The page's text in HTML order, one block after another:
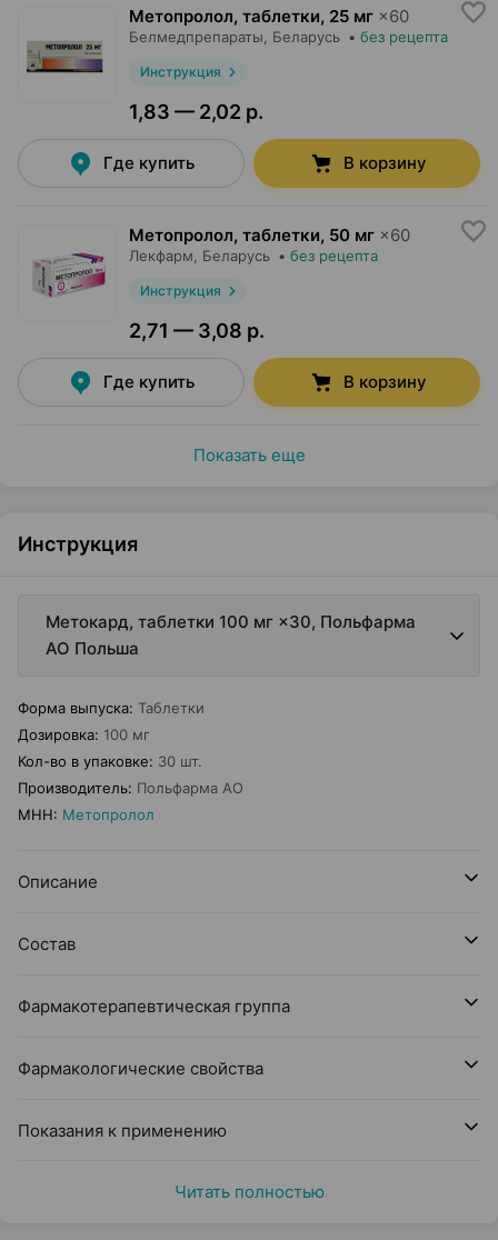
Метопролол, таблетки, 25 мг ×60
Белмедпрепараты , Беларусь • без рецепта
Инструкция
1,83 — 2,02 р.
Где купить В корзину
Метопролол, таблетки, 50 мг ×60
Лекфарм , Беларусь • без рецепта
Инструкция
2,71 — 3,08 р.
Где купить В корзину
Показать еще
Инструкция
Метокард, таблетки 100 мг ×30, Польфарма
AO Польша
Форма выпуска: Таблетки
Дозировка: 100 мг
Кол-во в упаковке: 30 шт.
Производитель: Польфарма AO
МНН: Метопролол
Описание
Состав
Фармакотерапевтическая группа
Фармакологические свойства
Показания к применению
Читать полностью